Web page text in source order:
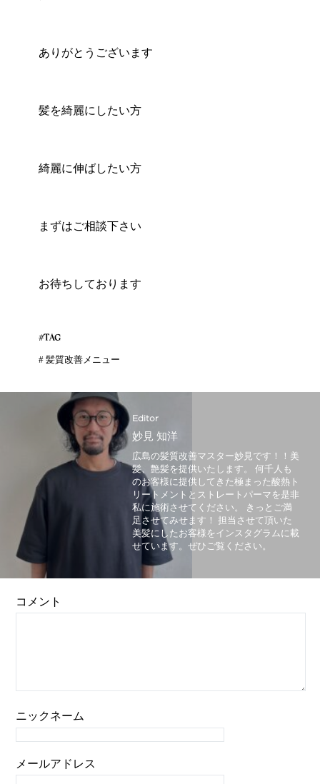
ありがとうございます
髪を綺麗にしたい方
綺麗に伸ばしたい方
まずはご相談下さい
お待ちしております
#TAG
# 髪質改善メニュー
Editor
妙見 知洋
広島の髪質改善マスター妙見です！！美
髪、艶髪を提供いたします。 何千人も
のお客様に提供してきた極まった酸熱ト
リートメントとストレートパーマを是非
私に施術させてください。 きっとご満
足させてみせます！ 担当させて頂いた
美髪にしたお客様をインスタグラムに載
せています。ぜひご覧ください。
コメント
ニックネーム
メールアドレス